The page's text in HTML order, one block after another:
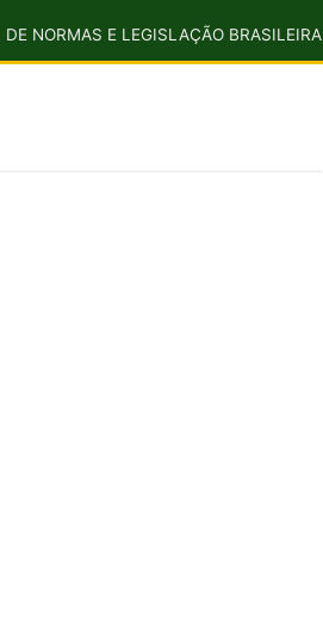
DE NORMAS E LEGISLAÇÃO BRASILEIRA